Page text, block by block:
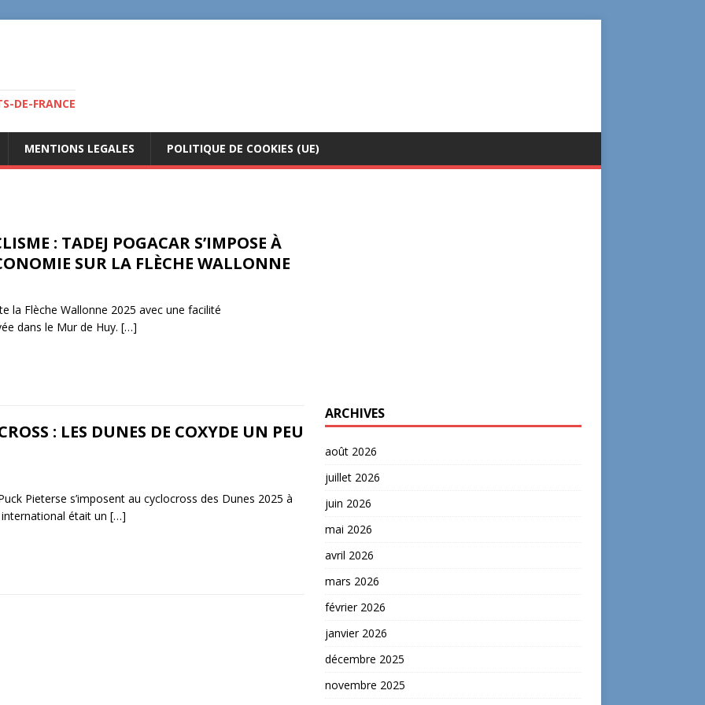
DE-FRANCE
MENTIONS LEGALES POLITIQUE DE COOKIES (UE)
: TADEJ POGACAR S’IMPOSE À
SUR LA FLÈCHE WALLONNE
la Flèche Wallonne 2025 avec une facilité
dans le Mur de Huy. […]
: LES DUNES DE COXYDE UN PEU
Pieterse s’imposent au cyclocross des Dunes 2025 à
était un […]
ARCHIVES
août 2026
juillet 2026
juin 2026
mai 2026
avril 2026
mars 2026
février 2026
janvier 2026
décembre 2025
novembre 2025